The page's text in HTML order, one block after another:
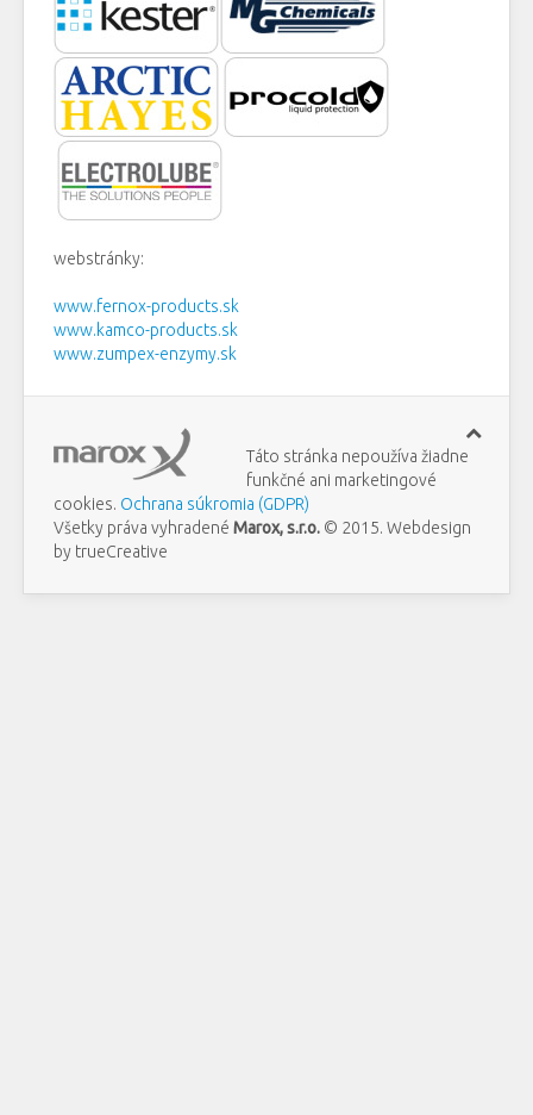
webstránky:
www.fernox-products.sk
www.kamco-products.sk
www.zumpex-enzymy.sk
Táto stránka nepoužíva žiadne
funkčné ani marketingové
cookies. Ochrana súkromia (GDPR)
Všetky práva vyhradené Marox, s.r.o. © 2015. Webdesign
by trueCreative